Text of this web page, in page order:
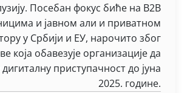
Посебан фокус биће на B2B
и јавном али и приватном
у Србији и ЕУ, нарочито због
која обавезује организације да
приступачност до јуна
2025. године.